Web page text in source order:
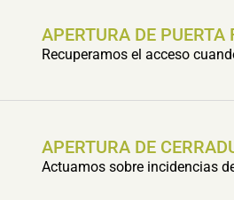
APERTURA DE PUERTA
Recuperamos el acceso
APERTURA DE
Actuamos sobre incidencias